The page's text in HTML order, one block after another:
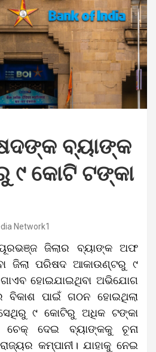
ବ୍ୟାଙ୍କ
୯ କୋଟି ଟଙ୍କା
Network1
ଜିଲାର ବ୍ୟାଙ୍କ ଅଫ
ଜିଲା ପରିଷଦ ଆକାଉଣ୍ଟରୁ ୯
ହୋଇଯାଇଥିବା ଅଭିଯୋଗ
ବିକାଶ ପାଇଁ ଗଠନ ହୋଇଥିଲା
୯ କୋଟିରୁ ଅଧିକ ଟଙ୍କା
ଦେଇ ବ୍ୟାଙ୍କକୁ ଚୂନା
କମ୍ପାନୀ। ଯାହାକୁ ନେଇ